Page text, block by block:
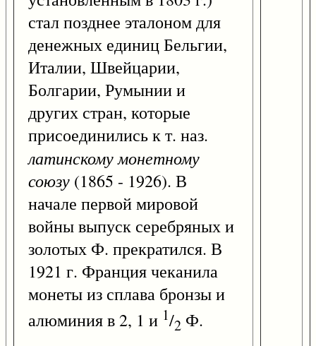
стал позднее эталоном для
денежных единиц Бельгии,
Италии, Швейцарии,
Болгарии, Румынии и
других стран, которые
присоединились к т. наз.
латинскому монетному
союзу (1865 - 1926). В
начале первой мировой
войны выпуск серебряных и
золотых Ф. прекратился. В
1921 г. Франция чеканила
монеты из сплава бронзы и
алюминия в 2, 1 и 1/2 Ф.